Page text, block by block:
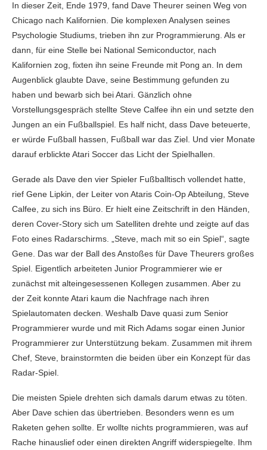
In dieser Zeit, Ende 1979, fand Dave Theurer seinen Weg von
Chicago nach Kalifornien. Die komplexen Analysen seines
Psychologie Studiums, trieben ihn zur Programmierung. Als er
dann, für eine Stelle bei National Semiconductor, nach
Kalifornien zog, fixten ihn seine Freunde mit Pong an. In dem
Augenblick glaubte Dave, seine Bestimmung gefunden zu
haben und bewarb sich bei Atari. Gänzlich ohne
Vorstellungsgespräch stellte Steve Calfee ihn ein und setzte den
Jungen an ein Fußballspiel. Es half nicht, dass Dave beteuerte,
er würde Fußball hassen, Fußball war das Ziel. Und vier Monate
darauf erblickte Atari Soccer das Licht der Spielhallen.
Gerade als Dave den vier Spieler Fußballtisch vollendet hatte,
rief Gene Lipkin, der Leiter von Ataris Coin-Op Abteilung, Steve
Calfee, zu sich ins Büro. Er hielt eine Zeitschrift in den Händen,
deren Cover-Story sich um Satelliten drehte und zeigte auf das
Foto eines Radarschirms. „Steve, mach mit so ein Spiel“, sagte
Gene. Das war der Ball des Anstoßes für Dave Theurers großes
Spiel. Eigentlich arbeiteten Junior Programmierer wie er
zunächst mit alteingesessenen Kollegen zusammen. Aber zu
der Zeit konnte Atari kaum die Nachfrage nach ihren
Spielautomaten decken. Weshalb Dave quasi zum Senior
Programmierer wurde und mit Rich Adams sogar einen Junior
Programmierer zur Unterstützung bekam. Zusammen mit ihrem
Chef, Steve, brainstormten die beiden über ein Konzept für das
Radar-Spiel.
Die meisten Spiele drehten sich damals darum etwas zu töten.
Aber Dave schien das übertrieben. Besonders wenn es um
Raketen gehen sollte. Er wollte nichts programmieren, was auf
Rache hinauslief oder einen direkten Angriff widerspiegelte. Ihm